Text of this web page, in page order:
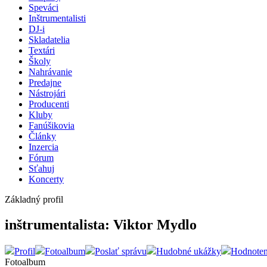
Speváci
Inštrumentalisti
DJ-i
Skladatelia
Textári
Školy
Nahrávanie
Predajne
Nástrojári
Producenti
Kluby
Fanúšikovia
Články
Inzercia
Fórum
Sťahuj
Koncerty
Základný profil
inštrumentalista: Viktor Mydlo
Profil Fotoalbum Poslať správu Hudobné ukážky
Fotoalbum